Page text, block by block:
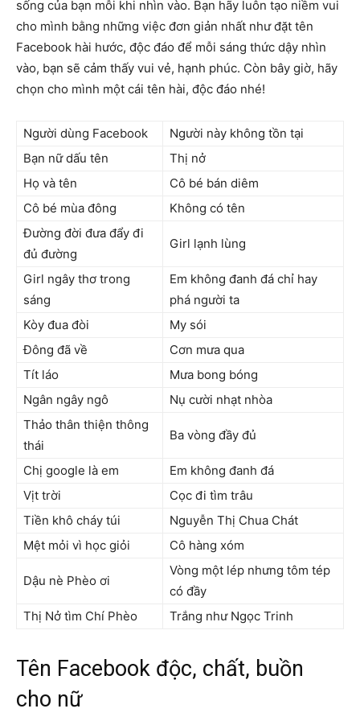
sống của bạn mỗi khi nhìn vào. Bạn hãy luôn tạo niềm vui
cho mình bằng những việc đơn giản nhất như đặt tên
Facebook hài hước, độc đáo để mỗi sáng thức dậy nhìn
vào, bạn sẽ cảm thấy vui vẻ, hạnh phúc. Còn bây giờ, hãy
chọn cho mình một cái tên hài, độc đáo nhé!
Người dùng Facebook
Người này không tồn tại
Bạn nữ dấu tên
Thị nở
Họ và tên
Cô bé bán diêm
Cô bé mùa đông
Không có tên
Đường đời đưa đẩy đi
đủ đường
Girl lạnh lùng
Girl ngây thơ trong
sáng
Em không đanh đá chỉ hay
phá người ta
Kòy đua đòi
My sói
Đông đã về
Cơn mưa qua
Tít láo
Mưa bong bóng
Ngân ngây ngô
Nụ cười nhạt nhòa
Thảo thân thiện thông
thái
Ba vòng đầy đủ
Chị google là em
Em không đanh đá
Vịt trời
Cọc đi tìm trâu
Tiền khô cháy túi
Nguyễn Thị Chua Chát
Mệt mỏi vì học giỏi
Cô hàng xóm
Dậu nè Phèo ơi
Vòng một lép nhưng tôm tép
có đầy
Thị Nở tìm Chí Phèo
Trắng như Ngọc Trinh
Tên Facebook độc, chất, buồn
cho nữ